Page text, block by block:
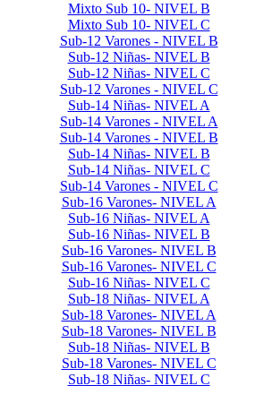
Mixto Sub 10- NIVEL B
Mixto Sub 10- NIVEL C
Sub-12 Varones - NIVEL B
Sub-12 Niñas- NIVEL B
Sub-12 Niñas- NIVEL C
Sub-12 Varones - NIVEL C
Sub-14 Niñas- NIVEL A
Sub-14 Varones - NIVEL A
Sub-14 Varones - NIVEL B
Sub-14 Niñas- NIVEL B
Sub-14 Niñas- NIVEL C
Sub-14 Varones - NIVEL C
Sub-16 Varones- NIVEL A
Sub-16 Niñas- NIVEL A
Sub-16 Niñas- NIVEL B
Sub-16 Varones- NIVEL B
Sub-16 Varones- NIVEL C
Sub-16 Niñas- NIVEL C
Sub-18 Niñas- NIVEL A
Sub-18 Varones- NIVEL A
Sub-18 Varones- NIVEL B
Sub-18 Niñas- NIVEL B
Sub-18 Varones- NIVEL C
Sub-18 Niñas- NIVEL C